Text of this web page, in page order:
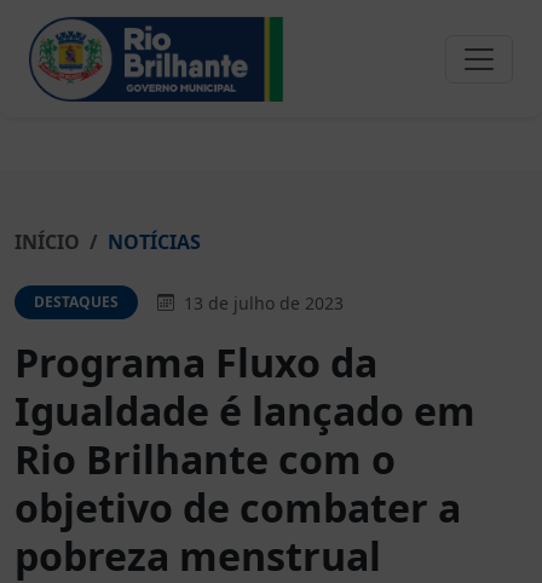
INÍCIO NOTÍCIAS
DESTAQUES 13 de julho de 2023
Programa Fluxo da
Igualdade é lançado em
Rio Brilhante com o
objetivo de combater a
pobreza menstrual